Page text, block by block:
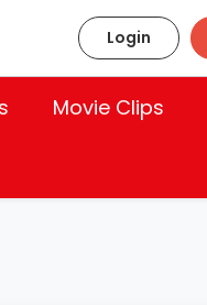
Login
Movie Clips